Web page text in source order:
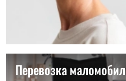
Перевозка